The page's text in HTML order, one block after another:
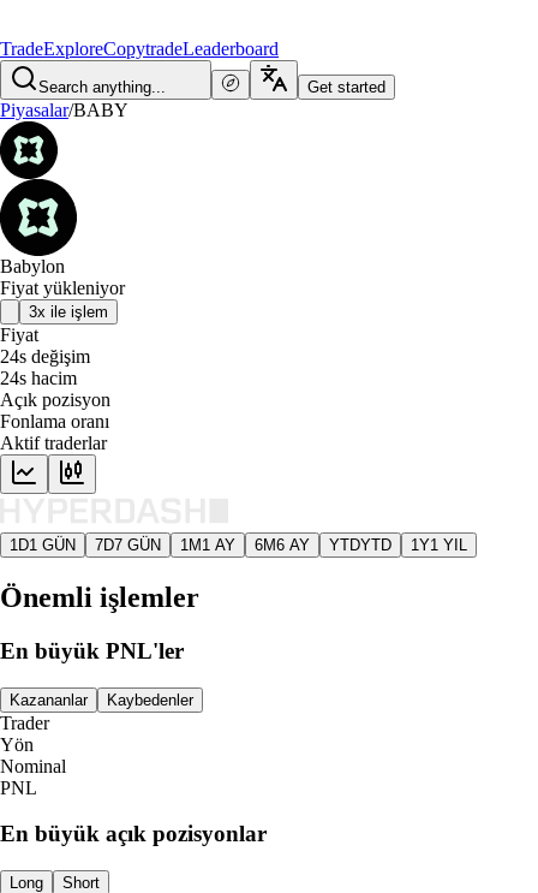
TradeExploreCopytradeLeaderboard
Search anything... Get started
Piyasalar/BABY
Babylon
Fiyat yükleniyor
3x ile işlem
Fiyat
24s değişim
24s hacim
Açık pozisyon
Fonlama oranı
Aktif traderlar
1D1 GÜN 7D7 GÜN 1M 1 AY 6M6 AY YTDYTD 1Y1 YIL
Önemli işlemler
En büyük PNL'ler
Kazananlar Kaybedenler
Trader
Yön
Nominal
PNL
En büyük açık pozisyonlar
Long Short